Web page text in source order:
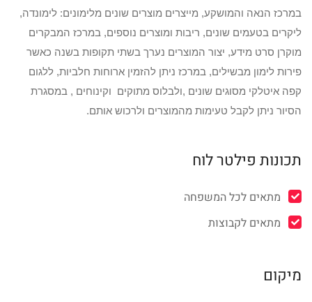
במרכז הנאה והמושקע, מייצרים מוצרים שונים מלימונים: לימונדה,
ליקרים בטעמים שונים, ריבות ומוצרים נוספים, במרכז המבקרים
מוקרן סרט מידע, יצור המוצרים נערך בשתי תקופות בשנה כאשר
פירות לימון מבשילים, במרכז ניתן להזמין ארוחות חלביות, ללגום
קפה איטלקי מסוגים שונים ,ולבלוס מתוקים וקינוחים , במסגרת
הסיור ניתן לקבל טעימות מהמוצרים ולרכוש אותם.
תכונות פילטר לוח
מתאים לכל המשפחה
מתאים לקבוצות
מיקום